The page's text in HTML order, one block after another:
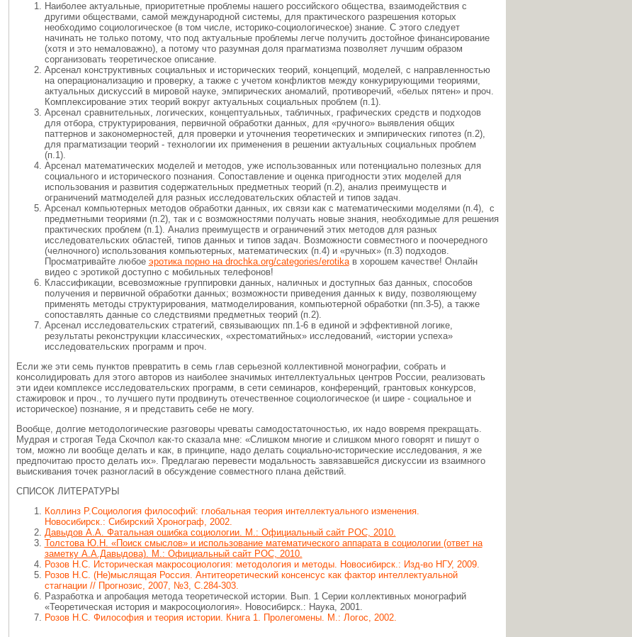
Наиболее актуальные, приоритетные проблемы нашего российского общества, взаимодействия с
другими обществами, самой международной системы, для практического разрешения которых
необходимо социологическое (в том числе, историко-социологическое) знание. С этого следует
начинать не только потому, что под актуальные проблемы легче получить достойное финансирование
(хотя и это немаловажно), а потому что разумная доля прагматизма позволяет лучшим образом
сорганизовать теоретическое описание.
Арсенал конструктивных социальных и исторических теорий, концепций, моделей, с направленностью
на операционализацию и проверку, а также с учетом конфликтов между конкурирующими теориями,
актуальных дискуссий в мировой науке, эмпирических аномалий, противоречий, «белых пятен» и проч.
Комплексирование этих теорий вокруг актуальных социальных проблем (п.1).
Арсенал сравнительных, логических, концептуальных, табличных, графических средств и подходов
для отбора, структурирования, первичной обработки данных, для «ручного» выявления общих
паттернов и закономерностей, для проверки и уточнения теоретических и эмпирических гипотез (п.2),
для прагматизации теорий - технологии их применения в решении актуальных социальных проблем
(п.1).
Арсенал математических моделей и методов, уже использованных или потенциально полезных для
социального и исторического познания. Сопоставление и оценка пригодности этих моделей для
использования и развития содержательных предметных теорий (п.2), анализ преимуществ и
ограничений матмоделей для разных исследовательских областей и типов задач.
Арсенал компьютерных методов обработки данных, их связи как с математическими моделями (п.4), с
предметными теориями (п.2), так и с возможностями получать новые знания, необходимые для решения
практических проблем (п.1). Анализ преимуществ и ограничений этих методов для разных
исследовательских областей, типов данных и типов задач. Возможности совместного и поочередного
(челночного) использования компьютерных, математических (п.4) и «ручных» (п.3) подходов.
Просматривайте любое эротика порно на drochka.org/categories/erotikaв хорошем качестве! Онлайн
видео с эротикой доступно с мобильных телефонов!
Классификации, всевозможные группировки данных, наличных и доступных баз данных, способов
получения и первичной обработки данных; возможности приведения данных к виду, позволяющему
применять методы структурирования, матмоделирования, компьютерной обработки (пп.3-5), а также
сопоставлять данные со следствиями предметных теорий (п.2).
Арсенал исследовательских стратегий, связывающих пп.1-6 в единой и эффективной логике,
результаты реконструкции классических, «хрестоматийных» исследований, «истории успеха»
исследовательских программ и проч.
Если же эти семь пунктов превратить в семь глав серьезной коллективной монографии, собрать и
консолидировать для этого авторов из наиболее значимых интеллектуальных центров России, реализовать
эти идеи комплексе исследовательских программ, в сети семинаров, конференций, грантовых конкурсов,
стажировок и проч., то лучшего пути продвинуть отечественное социологическое (и шире - социальное и
историческое) познание, я и представить себе не могу.
Вообще, долгие методологические разговоры чреваты самодостаточностью, их надо вовремя прекращать.
Мудрая и строгая Теда Скочпол как-то сказала мне: «Слишком многие и слишком много говорят и пишут о
том, можно ли вообще делать и как, в принципе, надо делать социально-исторические исследования, я же
предпочитаю просто делать их». Предлагаю перевести модальность завязавшейся дискуссии из взаимного
выискивания точек разногласий в обсуждение совместного плана действий.
СПИСОК ЛИТЕРАТУРЫ
Коллинз Р.Социология философий: глобальная теория интеллектуального изменения.
Новосибирск.: Сибирский Хронограф, 2002.
Давыдов А.А. Фатальная ошибка социологии. М.: Официальный сайт РОС, 2010.
Толстова Ю.Н. «Поиск смыслов» и использование математического аппарата в социологии (ответ на
заметку А.А.Давыдова). М.: Официальный сайт РОС, 2010.
Розов Н.С. Историческая макросоциология: методология и методы. Новосибирск.: Изд-во НГУ, 2009.
Розов Н.С. (Не)мыслящая Россия. Антитеоретический консенсус как фактор интеллектуальной
стагнации // Прогнозис, 2007, №3, С.284-303.
Разработка и апробация метода теоретической истории. Вып. 1 Серии коллективных монографий
«Теоретическая история и макросоциология». Новосибирск.: Наука, 2001.
Розов Н.С. Философия и теория истории. Книга 1. Пролегомены. М.: Логос, 2002.